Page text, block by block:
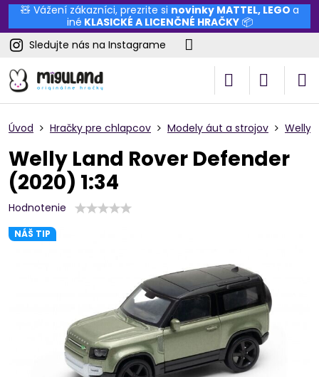
🧸 Vážení zákazníci, prezrite si novinky MATTEL, LEGO a
iné KLASICKÉ A LICENČNÉ HRAČKY📦
Sledujte nás na Instagrame
NÁŠ TIP
Úvod Hračky pre chlapcov Modely áut a strojov Welly
Welly Land Rover Defender
(2020) 1:34
Hodnotenie